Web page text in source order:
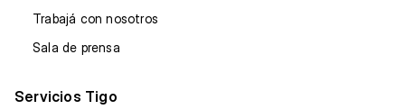
Trabajá con nosotros
Sala de prensa
Servicios Tigo